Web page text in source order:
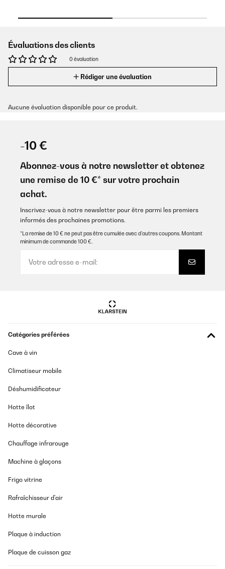
Évaluations des clients
0 évaluation
Rédiger une évaluation
Aucune évaluation disponible pour ce produit.
-10 €
Abonnez-vous à notre newsletter et obtenez
une remise de 10 €* sur votre prochain
achat.
Inscrivez-vous à notre newsletter pour être parmi les premiers
informés des prochaines promotions.
*La remise de 10 € ne peut pas être cumulée avec d’autres coupons. Montant
minimum de commande 100 €.
Catégories préférées
Cave à vin
Climatiseur mobile
Déshumidificateur
Hotte îlot
Hotte décorative
Chauffage infrarouge
Machine à glaçons
Frigo vitrine
Rafraîchisseur d'air
Hotte murale
Plaque à induction
Plaque de cuisson gaz